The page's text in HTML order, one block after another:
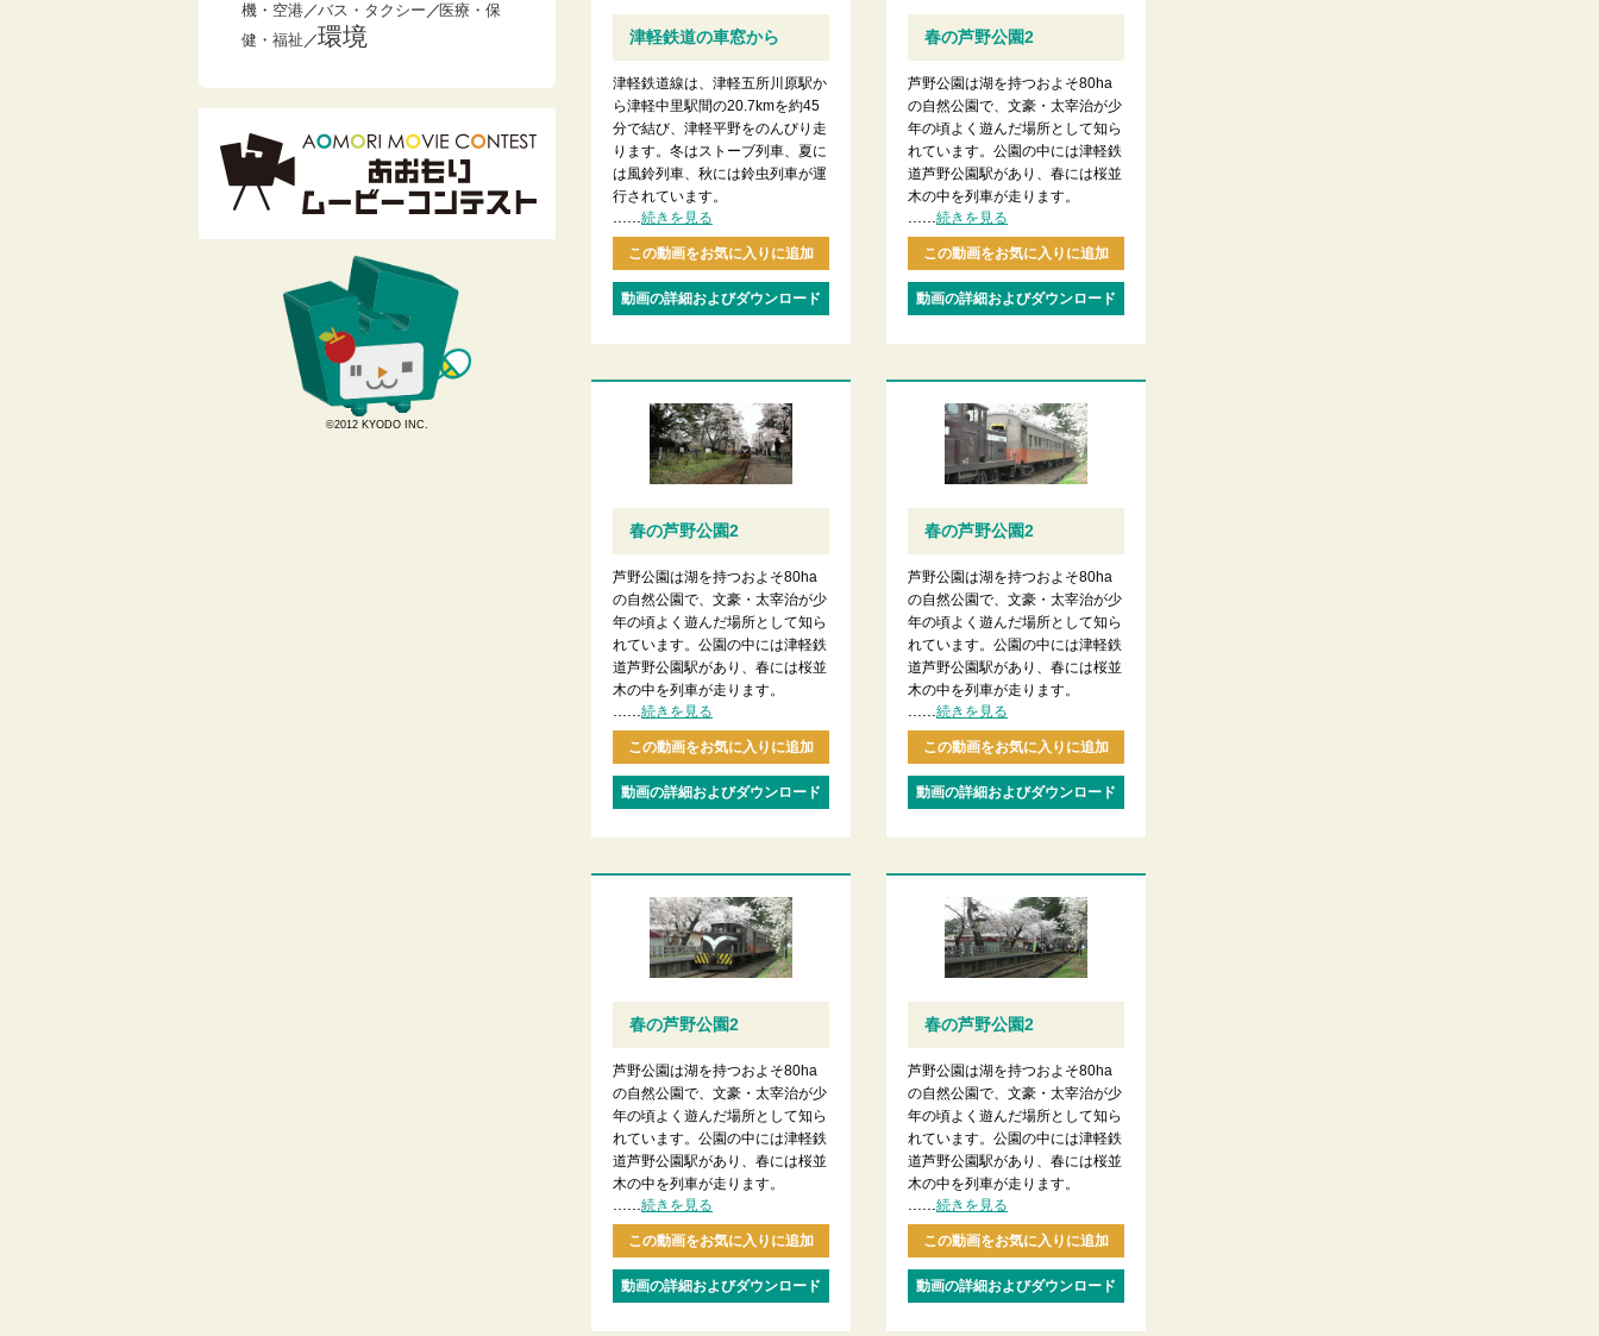
機・空港／バス・タクシー ／医療・保
健・福祉 ／環境
©2012 KYODO INC.
津軽鉄道の車窓から
津軽鉄道線は、津軽五所川原駅か
ら津軽中里駅間の20.7kmを約45
分で結び、津軽平野をのんびり走
ります。冬はストーブ列車、夏に
は風鈴列車、秋には鈴虫列車が運
行されています。
続きを見る
この動画をお気に入りに追加
動画の詳細およびダウンロード
春の芦野公園2
芦野公園は湖を持つおよそ80ha
の自然公園で、文豪・太宰治が少
年の頃よく遊んだ場所として知ら
れています。公園の中には津軽鉄
道芦野公園駅があり、春には桜並
木の中を列車が走ります。
続きを見る
この動画をお気に入りに追加
動画の詳細およびダウンロード
春の芦野公園2
芦野公園は湖を持つおよそ80ha
の自然公園で、文豪・太宰治が少
年の頃よく遊んだ場所として知ら
れています。公園の中には津軽鉄
道芦野公園駅があり、春には桜並
木の中を列車が走ります。
続きを見る
この動画をお気に入りに追加
動画の詳細およびダウンロード
春の芦野公園2
芦野公園は湖を持つおよそ80ha
の自然公園で、文豪・太宰治が少
年の頃よく遊んだ場所として知ら
れています。公園の中には津軽鉄
道芦野公園駅があり、春には桜並
木の中を列車が走ります。
続きを見る
この動画をお気に入りに追加
動画の詳細およびダウンロード
春の芦野公園2
芦野公園は湖を持つおよそ80ha
の自然公園で、文豪・太宰治が少
年の頃よく遊んだ場所として知ら
れています。公園の中には津軽鉄
道芦野公園駅があり、春には桜並
木の中を列車が走ります。
続きを見る
この動画をお気に入りに追加
動画の詳細およびダウンロード
春の芦野公園2
芦野公園は湖を持つおよそ80ha
の自然公園で、文豪・太宰治が少
年の頃よく遊んだ場所として知ら
れています。公園の中には津軽鉄
道芦野公園駅があり、春には桜並
木の中を列車が走ります。
続きを見る
この動画をお気に入りに追加
動画の詳細およびダウンロード